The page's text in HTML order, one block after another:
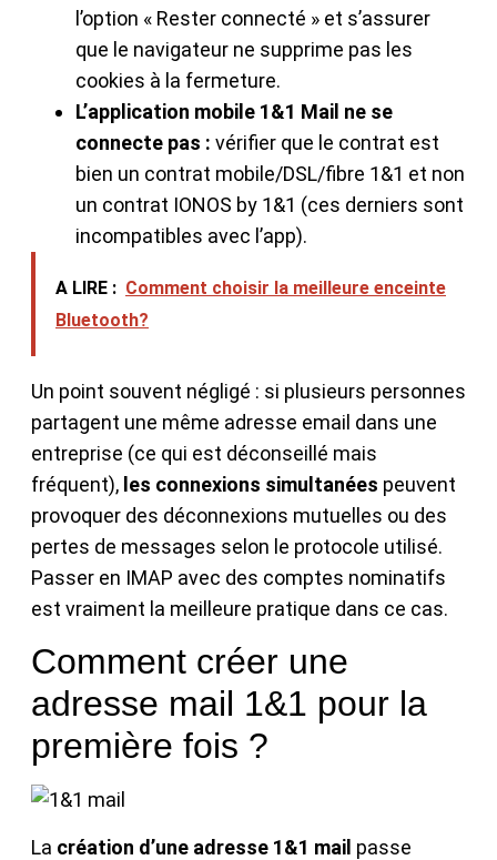
l’option « Rester connecté » et s’assurer
que le navigateur ne supprime pas les
cookies à la fermeture.
L’application mobile 1&1 Mail ne se
connecte pas : vérifier que le contrat est
bien un contrat mobile/DSL/fibre 1&1 et non
un contrat IONOS by 1&1 (ces derniers sont
incompatibles avec l’app).
A LIRE : Comment choisir la meilleure enceinte
Bluetooth?
Un point souvent négligé : si plusieurs personnes
partagent une même adresse email dans une
entreprise (ce qui est déconseillé mais
fréquent), les connexions simultanées peuvent
provoquer des déconnexions mutuelles ou des
pertes de messages selon le protocole utilisé.
Passer en IMAP avec des comptes nominatifs
est vraiment la meilleure pratique dans ce cas.
Comment créer une
adresse mail 1&1 pour la
première fois ?
La création d’une adresse 1&1 mail passe